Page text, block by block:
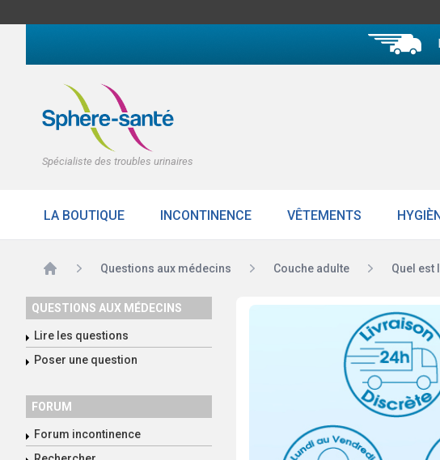
Spécialiste des troubles urinaires
LA BOUTIQUE INCONTINENCE VÊTEMENTS
Accueil Questions aux médecins Couche adulte Quel est
QUESTIONS AUX MÉDECINS
Lire les questions
Poser une question
FORUM
Forum incontinence